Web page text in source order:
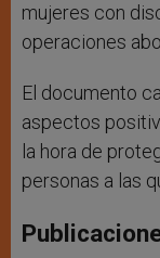
mujeres con
operaciones
El documento
aspectos
la hora de
personas a las